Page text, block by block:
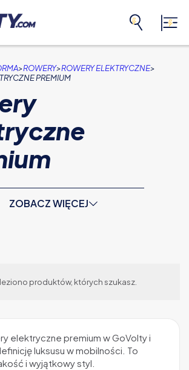
>ROWERY>ROWERY ELEKTRYCZNE>
PREMIUM
ZOBACZ WIĘCEJ
produktów, których szukasz.
elektryczne premium w GoVolty i
luksusu w mobilności. To
i wyjątkowy styl.